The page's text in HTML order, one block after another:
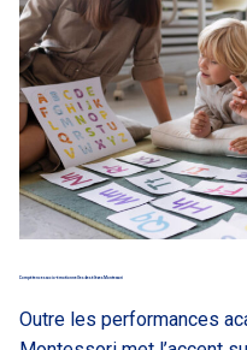
Compétences socio-émotionnelles des élèves Montessori
Outre les performances